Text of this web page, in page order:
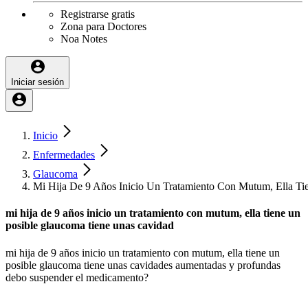
Registrarse gratis
Zona para Doctores
Noa Notes
Iniciar sesión
Inicio
Enfermedades
Glaucoma
Mi Hija De 9 Años Inicio Un Tratamiento Con Mutum, Ella
mi hija de 9 años inicio un tratamiento con mutum, ella tiene un
posible glaucoma tiene unas cavidad
mi hija de 9 años inicio un tratamiento con mutum, ella tiene un
posible glaucoma tiene unas cavidades aumentadas y profundas
debo suspender el medicamento?